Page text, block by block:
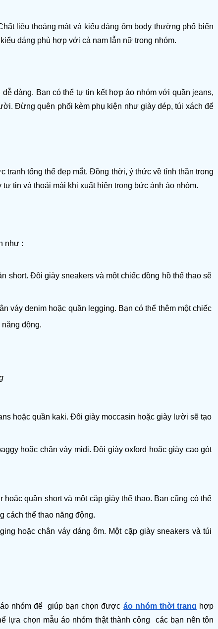
liệu thoáng mát và kiểu dáng ôm body thường phổ biến
dáng phù hợp với cả nam lẫn nữ trong nhóm.
dàng. Bạn có thể tự tin kết hợp áo nhóm với quần jeans,
Đừng quên phối kèm phụ kiện như giày dép, túi xách để
tranh tổng thể đẹp mắt. Đồng thời, ý thức về tỉnh thần trong
tin và thoải mái khi xuất hiện trong bức ảnh áo nhóm.
như :
short. Đôi giày sneakers và một chiếc đồng hồ thể thao sẽ
váy denim hoặc quần legging. Bạn có thể thêm một chiếc
động.
hoặc quần kaki. Đôi giày moccasin hoặc giày lười sẽ tạo
hoặc chân váy midi. Đôi giày oxford hoặc giày cao gót
quần short và một cặp giày thể thao. Bạn cũng có thể
cách thể thao năng động.
hoặc chân váy dáng ôm. Một cặp giày sneakers và túi
nhóm để  giúp bạn chọn được áo nhóm thời trang hợp
chọn mẫu áo nhóm thật thành công  các bạn nên tôn